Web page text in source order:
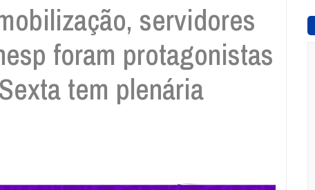
servidores
foram protagonistas
tem plenária